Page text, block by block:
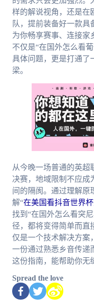
样的解说视角，还是在
队，提前装备好一款具
为你畅享赛事、连接家
不仅是“在国外怎么看
具体问题，更是打通了
梁。
从今晚一场普通的英超
决赛，地域限制不应成
间的隔阂。通过理解原
解“在美国看抖音世界
找到“在国外怎么看突
径，都将变得简单而直
仅是一个技术解决方案
一份通过熟悉乡音传递
这份指南，能帮助你无
Spread the love